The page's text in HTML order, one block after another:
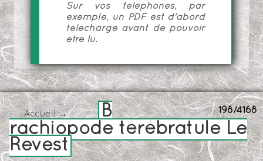
Sur vos téléphones, par
exemple, un PDF est d'abord
téléchargé avant de pouvoir
être lu.
198/4168
Accueil→
B
rachiopode térébratule Le
Revest